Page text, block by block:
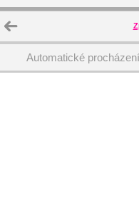
Automatické